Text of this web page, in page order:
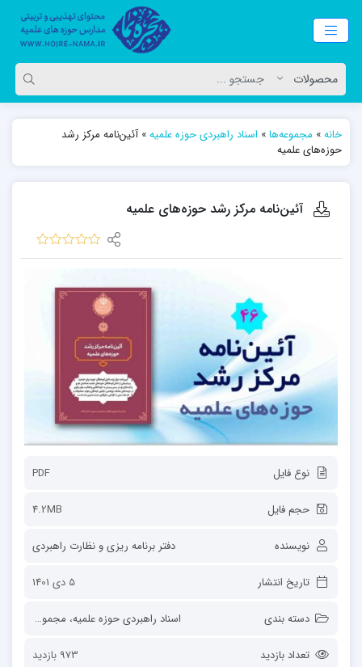
خانه» مجموعه‌ها» اسناد راهبردی حوزه علمیه»آئین‌نامه مرکز رشد
حوزه‌های علمیه
آئین‌نامه مرکز رشد حوزه‌های علمیه
نوع فایل PDF
حجم فایل 4.2MB
نویسنده دفتر برنامه ریزی و نظارت راهبردی
تاریخ انتشار 5 دی 1401
دسته بندی اسناد راهبردی حوزه علمیه، مجموعه‌ها
تعداد بازدید 973 بازدید